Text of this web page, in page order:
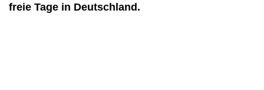
freie Tage in Deutschland.